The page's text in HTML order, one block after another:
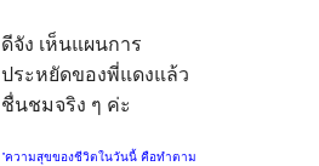
ดีจัง เห็นแผนการ
ประหยัดของพี่แดงแล้ว
ชื่นชมจริง ๆ ค่ะ
"ความสุขของชีวิตในวันนี้ คือทำตาม